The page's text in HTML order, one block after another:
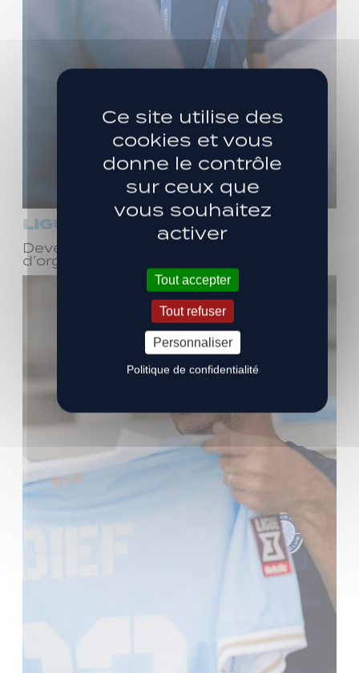
LIGUE 3
Devenez bénévole ! Réunion
d’organisation le samedi 8 août
Ce site utilise des
cookies et vous
donne le contrôle
sur ceux que
vous souhaitez
activer
Tout accepter
Tout refuser
Personnaliser
Politique de confidentialité